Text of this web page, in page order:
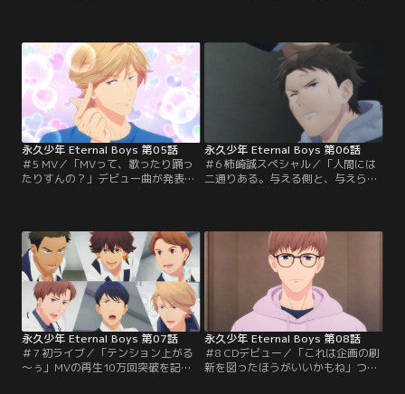
ぐレッスンの日々。永久少年は話題
作りのために国民的アイドル
「Gentlemen」の踊ってみた動画に
挑戦することに。しかし、つい弱音
を吐く真田を、石田は厳しく責め
る。
後に控えたある日、真田は柿崎に呼
び出され居酒屋「しょっぺえ」で酒
を飲み交わし、連れられるままに夜
の公園へ足を運ぶ。そこにはひとり
ダンスの練習に励んでいる石田の姿
永久少年 Eternal Boys 第05話
＃5 MV／「MVって、歌ったり踊っ
たりすんの？」デビュー曲が発表さ
れ湧き立つ永久少年！デビューへ向
り出すために満プロの人気子役・宇
喜多蓮とぺぺちゃんを登場させた
MVの制作を決める。しかし、蓮が
MVへの出演を拒否し、現場は騒然
となる。さらにペペちゃんがスタジ
オを脱走してしまい…！？
永久少年 Eternal Boys 第06話
＃6 柿崎誠スペシャル／「人間には
二通りある。与える側と、与えられ
る側」22年前、新宿歌舞伎町の裏路
た。しかし、心の支えであった母の
死をきっかけに、充実した日々を送
っていた柿崎の心に隙間が生まれて
いた。ある日、柿崎は満プロの社
長・福子からある提案を受ける。
永久少年 Eternal Boys 第07話
＃7 初ライブ／「テンション上がる
～ぅ」MVの再生10万回突破を記念
永久少年 Eternal Boys 第08話
＃8 CDデビュー／「これは企画の刷
新を図ったほうがいいかもね」つい